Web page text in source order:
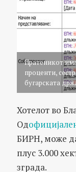
Пратеникот
проценти,
бугарската
Хотелот во
Од
БИРН, може
плус 3.000
зграда.